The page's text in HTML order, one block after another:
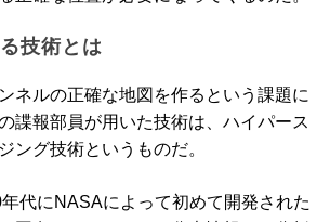
技術とは
ネルの正確な地図を作るという課題に
諜報部員が用いた技術は、ハイパース
ング技術というものだ。
代にNASAによって初めて開発された